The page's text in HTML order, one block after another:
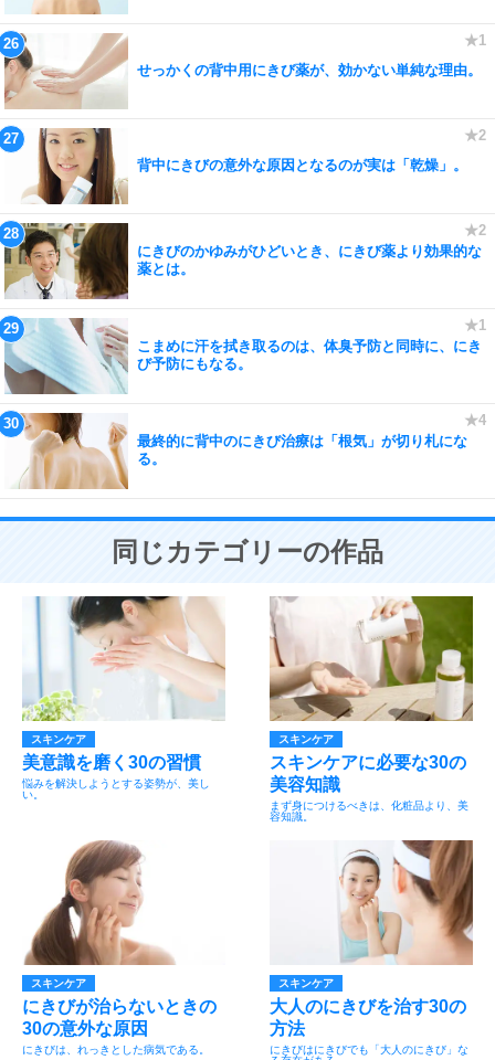
せっかくの背中用にきび薬が、効かない単純な理由。
背中にきびの意外な原因となるのが実は「乾燥」。
にきびのかゆみがひどいとき、にきび薬より効果的な
薬とは。
こまめに汗を拭き取るのは、体臭予防と同時に、にき
び予防にもなる。
最終的に背中のにきび治療は「根気」が切り札にな
る。
同じカテゴリーの作品
スキンケア
美意識を磨く30の習慣
悩みを解決しようとする姿勢が、美し
い。
スキンケア
スキンケアに必要な30の
美容知識
まず身につけるべきは、化粧品より、美
容知識。
スキンケア
にきびが治らないときの
30の意外な原因
にきびは、れっきとした病気である。
スキンケア
大人のにきびを治す30の
方法
にきびはにきびでも「大人のにきび」な